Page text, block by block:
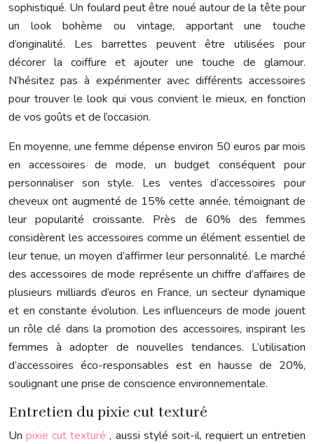
sophistiqué. Un foulard peut être noué autour de la tête pour
un look bohème ou vintage, apportant une touche
d’originalité. Les barrettes peuvent être utilisées pour
décorer la coiffure et ajouter une touche de glamour.
N’hésitez pas à expérimenter avec différents accessoires
pour trouver le look qui vous convient le mieux, en fonction
de vos goûts et de l’occasion.
En moyenne, une femme dépense environ 50 euros par mois
en accessoires de mode, un budget conséquent pour
personnaliser son style. Les ventes d’accessoires pour
cheveux ont augmenté de 15% cette année, témoignant de
leur popularité croissante. Près de 60% des femmes
considèrent les accessoires comme un élément essentiel de
leur tenue, un moyen d’affirmer leur personnalité. Le marché
des accessoires de mode représente un chiffre d’affaires de
plusieurs milliards d’euros en France, un secteur dynamique
et en constante évolution. Les influenceurs de mode jouent
un rôle clé dans la promotion des accessoires, inspirant les
femmes à adopter de nouvelles tendances. L’utilisation
d’accessoires éco-responsables est en hausse de 20%,
soulignant une prise de conscience environnementale.
Entretien du pixie cut texturé
Unpixie cut texturé, aussi stylé soit-il, requiert un entretien